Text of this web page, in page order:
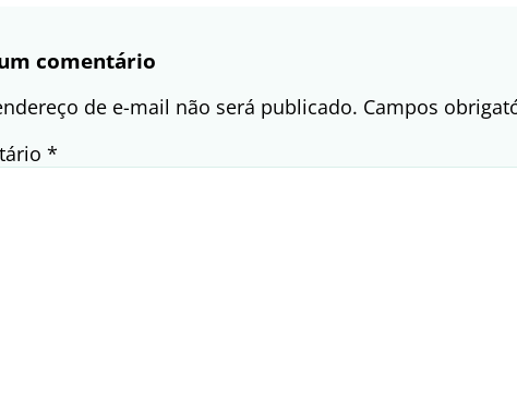
comentário
de e-mail não será publicado. Campos
*